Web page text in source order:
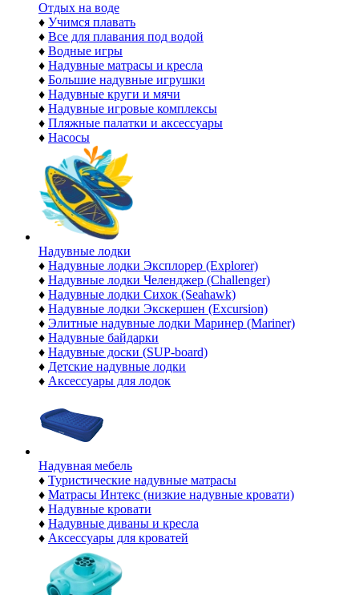
Отдых на воде
♦ Учимся плавать
♦ Все для плавания под водой
♦ Водные игры
♦ Надувные матрасы и кресла
♦ Большие надувные игрушки
♦ Надувные круги и мячи
♦ Надувные игровые комплексы
♦ Пляжные палатки и аксессуары
♦ Насосы
Надувные лодки
♦ Надувные лодки Эксплорер (Explorer)
♦ Надувные лодки Челенджер (Challenger)
♦ Надувные лодки Сихок (Seahawk)
♦ Надувные лодки Экскершен (Excursion)
♦ Элитные надувные лодки Маринер (Mariner)
♦ Надувные байдарки
♦ Надувные доски (SUP-board)
♦ Детские надувные лодки
♦ Аксессуары для лодок
Надувная мебель
♦ Туристические надувные матрасы
♦ Матрасы Интекс (низкие надувные кровати)
♦ Надувные кровати
♦ Надувные диваны и кресла
♦ Аксессуары для кроватей